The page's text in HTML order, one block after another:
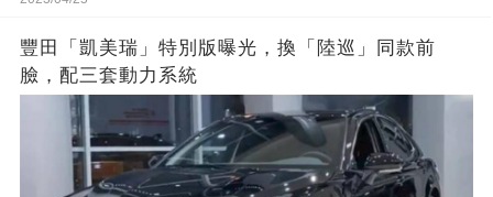
豐田「凱美瑞」特別版曝光，換「陸巡」同款前
臉，配三套動力系統